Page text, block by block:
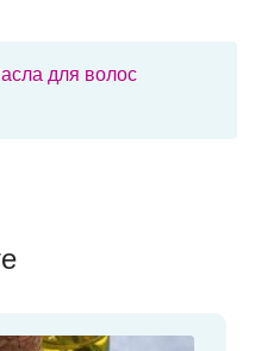
для волос